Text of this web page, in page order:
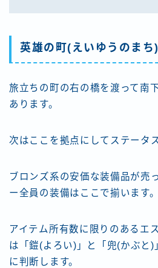
英雄の町(えいゆうのまち)
旅立ちの町の右の橋を渡って南
あります。
次はここを拠点にしてステータ
ブロンズ系の安価な装備品が売
ー全員の装備はここで揃います。
アイテム所有数に限りのあるエ
は「鎧(よろい)」と「兜(かぶと)
に判断します。